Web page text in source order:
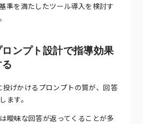
準を満たしたツール導入を検討す
ンプト設計で指導効果
げかけるプロンプトの質が、回答
ます。
曖昧な回答が返ってくることが多